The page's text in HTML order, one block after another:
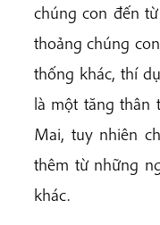
chúng con đến
thoảng chúng
thống khác, thí
là một tăng thân
Mai, tuy nhiên
thêm từ những
khác.